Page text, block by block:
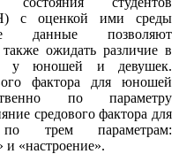
с оценкой ими среды
данные позволяют
ожидать различие в
у юношей и девушек.
фактора для юношей
по параметру
средового фактора для
по трем параметрам:
и «настроение».